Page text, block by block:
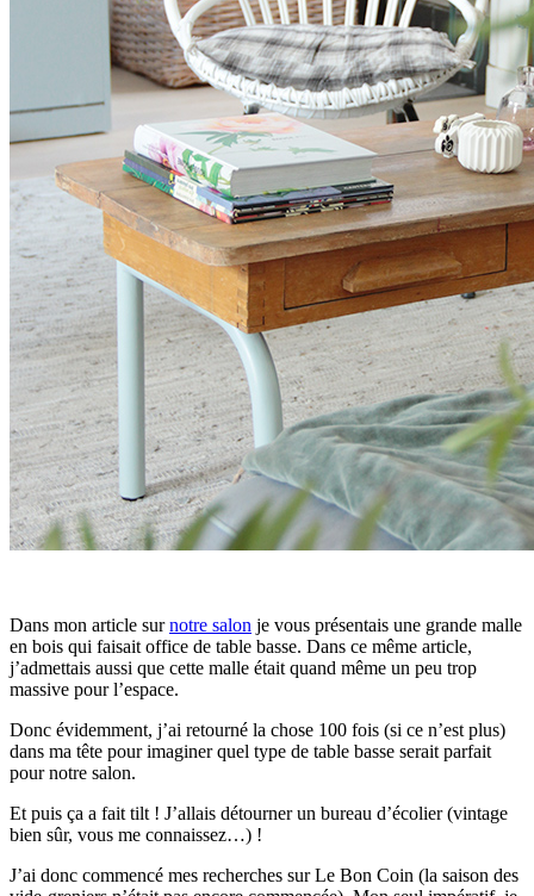
Dans mon article surnotre salon je vous présentais une grande malle
en bois qui faisait office de table basse. Dans ce même article,
j’admettais aussi que cette malle était quand même un peu trop
massive pour l’espace.
Donc évidemment, j’ai retourné la chose 100 fois (si ce n’est plus)
dans ma tête pour imaginer quel type de table basse serait parfait
pour notre salon.
Et puis ça a fait tilt ! J’allais détourner un bureau d’écolier (vintage
bien sûr, vous me connaissez…) !
J’ai donc commencé mes recherches sur Le Bon Coin (la saison des